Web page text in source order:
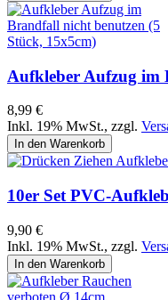
Aufkleber Aufzug im
8,99 €
Inkl. 19% MwSt., zzgl.
In den Warenkorb
10er Set PVC-
9,90 €
Inkl. 19% MwSt., zzgl.
In den Warenkorb